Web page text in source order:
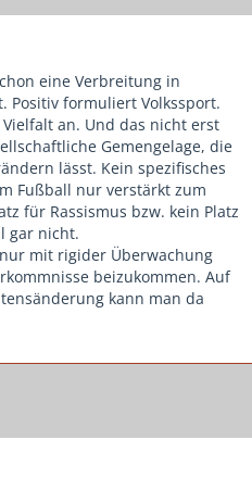
eine Verbreitung in
Positiv formuliert Volkssport.
an. Und das nicht erst
Gemengelage, die
lässt. Kein spezifisches
Fußball nur verstärkt zum
für Rassismus bzw. kein Platz
gar nicht.
mit rigider Überwachung
beizukommen. Auf
kann man da